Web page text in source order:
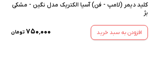
کلید دیمر (لامپ - فن) آسیا الکتریک مدل نگین - مشکی
بژ
افزودن به سبد خرید ۷۵۰٬۰۰۰ تومان